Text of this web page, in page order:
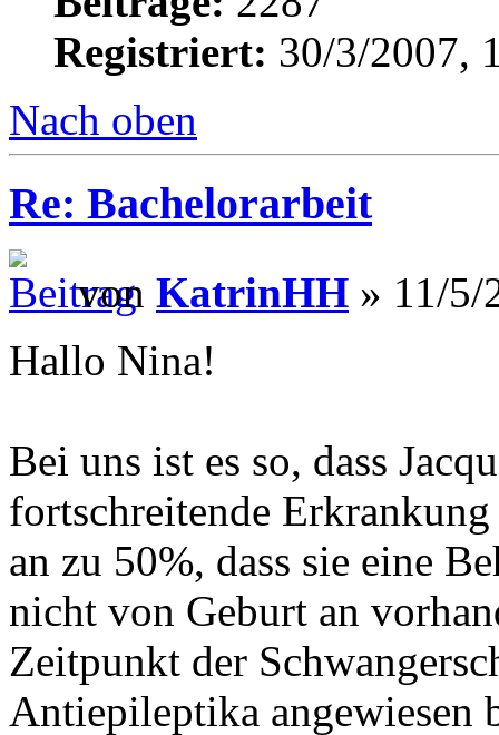
Registriert: 30/3/2007,
Nach oben
Re: Bachelorarbeit
von KatrinHH » 11/5/
Hallo Nina!
Bei uns ist es so, dass
fortschreitende
an zu 50%, dass sie eine
nicht von Geburt an
Zeitpunkt der
Antiepileptika angewiesen